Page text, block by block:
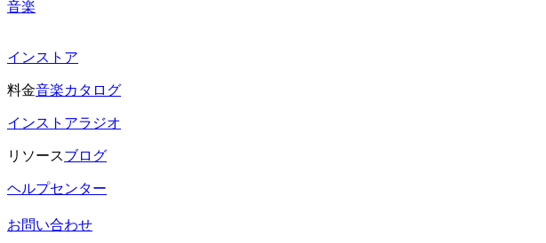
音楽
インストア
料金音楽カタログ
インストアラジオ
リソースブログ
ヘルプセンター
お問い合わせ